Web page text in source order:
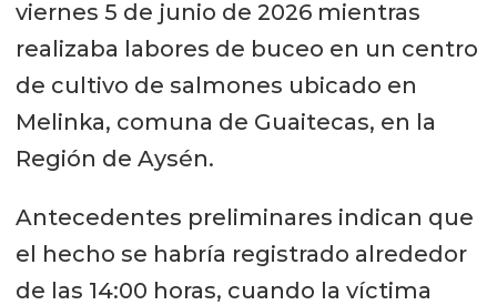
viernes 5 de junio de 2026 mientras
realizaba labores de buceo en un centro
de cultivo de salmones ubicado en
Melinka, comuna de Guaitecas, en la
Región de Aysén.
Antecedentes preliminares indican que
el hecho se habría registrado alrededor
de las 14:00 horas, cuando la víctima